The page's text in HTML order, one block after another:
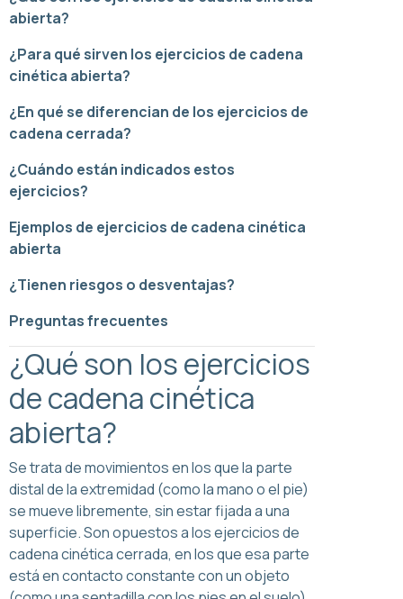
abierta?
¿Para qué sirven los ejercicios de cadena
cinética abierta?
¿En qué se diferencian de los ejercicios de
cadena cerrada?
¿Cuándo están indicados estos
ejercicios?
Ejemplos de ejercicios de cadena cinética
abierta
¿Tienen riesgos o desventajas?
Preguntas frecuentes
¿Qué son los ejercicios
de cadena cinética
abierta?
Se trata de movimientos en los que la parte
distal de la extremidad (como la mano o el pie)
se mueve libremente, sin estar fijada a una
superficie. Son opuestos a los ejercicios de
cadena cinética cerrada, en los que esa parte
está en contacto constante con un objeto